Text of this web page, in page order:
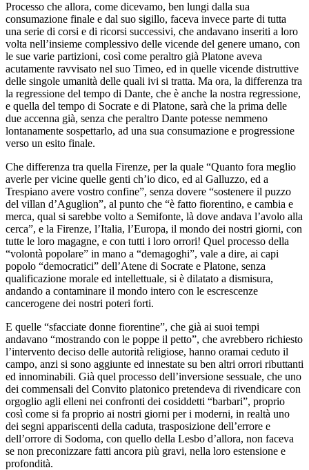
Processo che allora, come dicevamo, ben lungi dalla sua
consumazione finale e dal suo sigillo, faceva invece parte di tutta
una serie di corsi e di ricorsi successivi, che andavano inseriti a loro
volta nell’insieme complessivo delle vicende del genere umano, con
le sue varie partizioni, così come peraltro già Platone aveva
acutamente ravvisato nel suo Timeo, ed in quelle vicende distruttive
delle singole umanità delle quali ivi si tratta. Ma ora, la differenza tra
la regressione del tempo di Dante, che è anche la nostra regressione,
e quella del tempo di Socrate e di Platone, sarà che la prima delle
due accenna già, senza che peraltro Dante potesse nemmeno
lontanamente sospettarlo, ad una sua consumazione e progressione
verso un esito finale.
Che differenza tra quella Firenze, per la quale “Quanto fora meglio
averle per vicine quelle genti ch’io dico, ed al Galluzzo, ed a
Trespiano avere vostro confine”, senza dovere “sostenere il puzzo
del villan d’Aguglion”, al punto che “è fatto fiorentino, e cambia e
merca, qual si sarebbe volto a Semifonte, là dove andava l’avolo alla
cerca”, e la Firenze, l’Italia, l’Europa, il mondo dei nostri giorni, con
tutte le loro magagne, e con tutti i loro orrori! Quel processo della
“volontà popolare” in mano a “demagoghi”, vale a dire, ai capi
popolo “democratici” dell’Atene di Socrate e Platone, senza
qualificazione morale ed intellettuale, si è dilatato a dismisura,
andando a contaminare il mondo intero con le escrescenze
cancerogene dei nostri poteri forti.
E quelle “sfacciate donne fiorentine”, che già ai suoi tempi
andavano “mostrando con le poppe il petto”, che avrebbero richiesto
l’intervento deciso delle autorità religiose, hanno oramai ceduto il
campo, anzi si sono aggiunte ed innestate su ben altri orrori ributtanti
ed innominabili. Già quel processo dell’inversione sessuale, che uno
dei commensali del Convito platonico pretendeva di rivendicare con
orgoglio agli elleni nei confronti dei cosiddetti “barbari”, proprio
così come si fa proprio ai nostri giorni per i moderni, in realtà uno
dei segni appariscenti della caduta, trasposizione dell’errore e
dell’orrore di Sodoma, con quello della Lesbo d’allora, non faceva
se non preconizzare fatti ancora più gravi, nella loro estensione e
profondità.